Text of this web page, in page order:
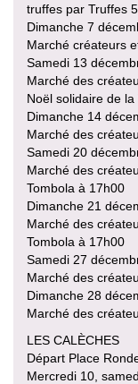
truffes par Truffes
Dimanche 7
Marché créateurs
Samedi 13
Marché des
Noël solidaire de la
Dimanche 14
Marché des
Samedi 20
Marché des
Tombola à 17h00
Dimanche 21
Marché des
Tombola à 17h00
Samedi 27
Marché des
Dimanche 28
Marché des
LES CALÈCHES
Départ Place
Mercredi 10,